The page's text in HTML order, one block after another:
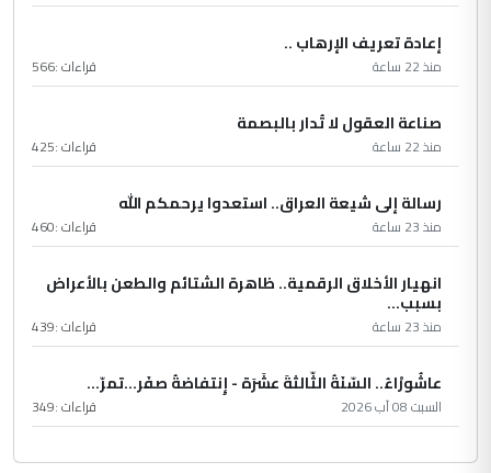
إعادة تعريف الإرهاب ..
منذ 22 ساعة قراءات :566
صناعة العقول لا تُدار بالبصمة
منذ 22 ساعة قراءات :425
رسالة إلى شيعة العراق.. استعدوا يرحمكم الله
منذ 23 ساعة قراءات :460
انهيار الأخلاق الرقمية.. ظاهرة الشتائم والطعن بالأعراض
بسبب...
منذ 23 ساعة قراءات :439
عاشُورْاءُ.. السّنَةُ الثّالثةَ عشَرَة - إِنتفاضةُ صفَر…تمرّ...
السبت 08 آب 2026 قراءات :349